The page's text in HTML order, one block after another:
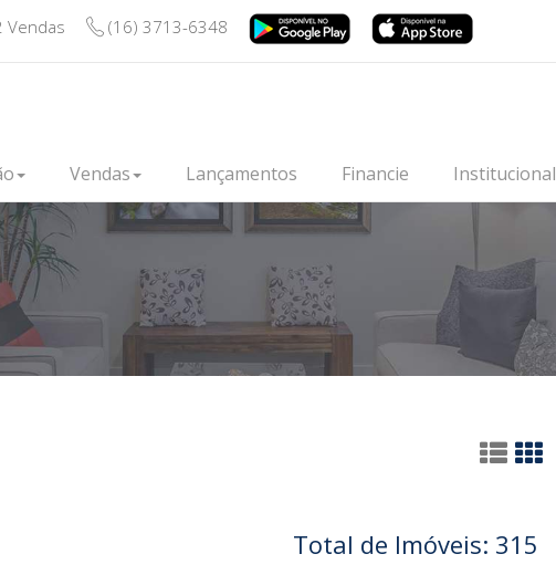
Vendas (16) 3713-6348
Vendas Lançamentos Financie Institucional
Total de Imóveis: 315